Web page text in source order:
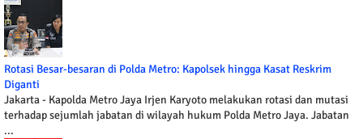
Rotasi Besar-besaran di Polda Metro: Kapolsek hingga Kasat Reskrim
Diganti
Jakarta - Kapolda Metro Jaya Irjen Karyoto melakukan rotasi dan mutasi
terhadap sejumlah jabatan di wilayah hukum Polda Metro Jaya. Jabatan
...